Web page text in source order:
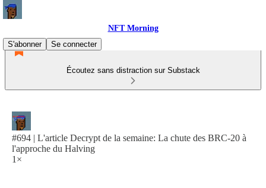
NFT Morning
S'abonner
Se connecter
Écoutez sans distraction sur Substack
#694 | L'article Decrypt de la semaine: La chute des BRC-20 à
l'approche du Halving
1×